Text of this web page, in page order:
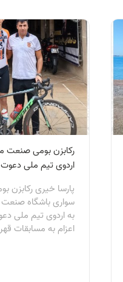
رکابزن بومی
اردوی تیم ملی
پارسا خیری رکابزن
سواری باشگاه
به اردوی تیم ملی
اعزام به مسابقات